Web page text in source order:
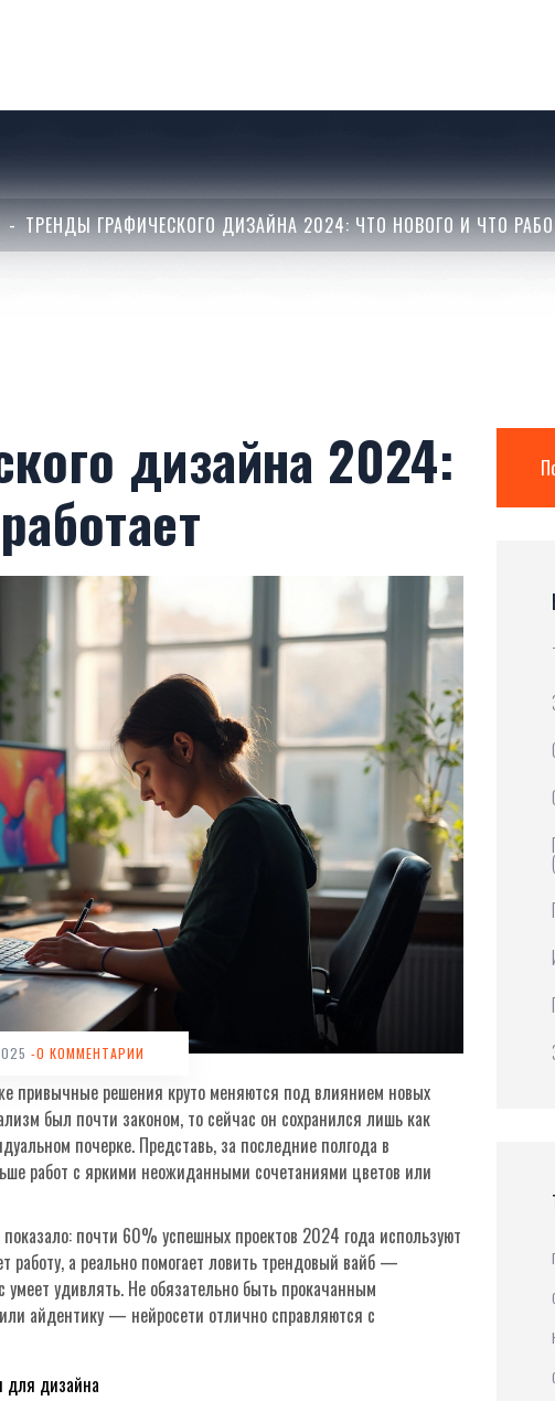
ТРЕНДЫ ГРАФИЧЕСКОГО ДИЗАЙНА 2024: ЧТО НОВОГО И ЧТО
дизайна 2024:
-0 КОММЕНТАРИИ
привычные решения круто меняются под влиянием новых
был почти законом, то сейчас он сохранился лишь как
почерке. Представь, за последние полгода в
работ с яркими неожиданными сочетаниями цветов или
почти 60% успешных проектов 2024 года используют
работу, а реально помогает ловить трендовый вайб —
удивлять. Не обязательно быть прокачанным
айдентику — нейросети отлично справляются с
для дизайна